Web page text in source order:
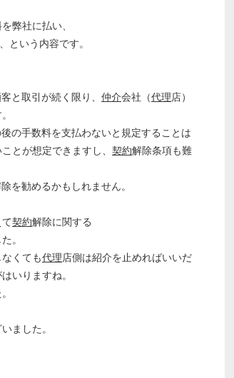
弊社に払い、
という内容です。
と取引が続く限り、 仲介会社（代理店）
の手数料を支払わないと規定することは
とが想定できますし、 契約解除条項も難
を勧めるかもしれません。
契約解除に関する
。
くても代理店側は紹介を止めればいいだ
いりますね。
ました。